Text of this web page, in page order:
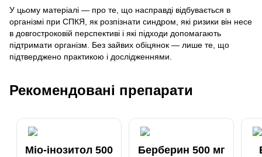
У цьому матеріалі — про те, що насправді відбувається в
організмі при СПКЯ, як розпізнати синдром, які ризики він несе
в довгостроковій перспективі і які підходи допомагають
підтримати організм. Без зайвих обіцянок — лише те, що
підтверджено практикою і дослідженнями.
Рекомендовані препарати
Міо-інозитол 500
Берберин 500 мг